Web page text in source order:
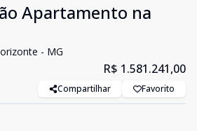
Apartamento na
- MG
R$ 1.581.241,00
Compartilhar Favorito